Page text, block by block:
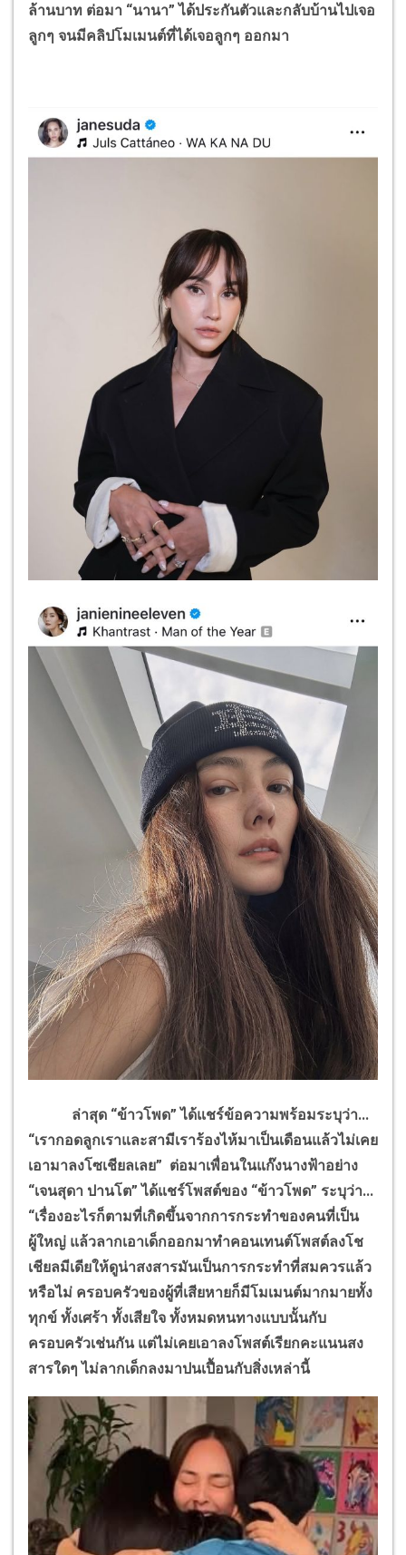
ล้านบาท ต่อมา “นานา” ได้ประกันตัวและกลับบ้านไปเจอ
ลูกๆ จนมีคลิปโมเมนต์ที่ได้เจอลูกๆ ออกมา
ล่าสุด “ข้าวโพด” ได้แชร์ข้อความพร้อมระบุว่า...
“เรากอดลูกเราและสามีเราร้องไห้มาเป็นเดือนแล้วไม่เคย
เอามาลงโซเชียลเลย” ต่อมาเพื่อนในแก๊งนางฟ้าอย่าง
“เจนสุดา ปานโต” ได้แชร์โพสต์ของ “ข้าวโพด” ระบุว่า...
“เรื่องอะไรก็ตามที่เกิดขึ้นจากการกระทำของคนที่เป็น
ผู้ใหญ่ แล้วลากเอาเด็กออกมาทำคอนเทนต์โพสต์ลงโช
เชียลมีเดียให้ดูน่าสงสารมันเป็นการกระทำที่สมควรแล้ว
หรือไม่ ครอบครัวของผู้ที่เสียหายก็มีโมเมนต์มากมายทั้ง
ทุกข์ ทั้งเศร้า ทั้งเสียใจ ทั้งหมดหนทางแบบนั้นกับ
ครอบครัวเช่นกัน แต่ไม่เคยเอาลงโพสต์เรียกคะแนนสง
สารใดๆ ไม่ลากเด็กลงมาปนเปื้อนกับสิ่งเหล่านี้